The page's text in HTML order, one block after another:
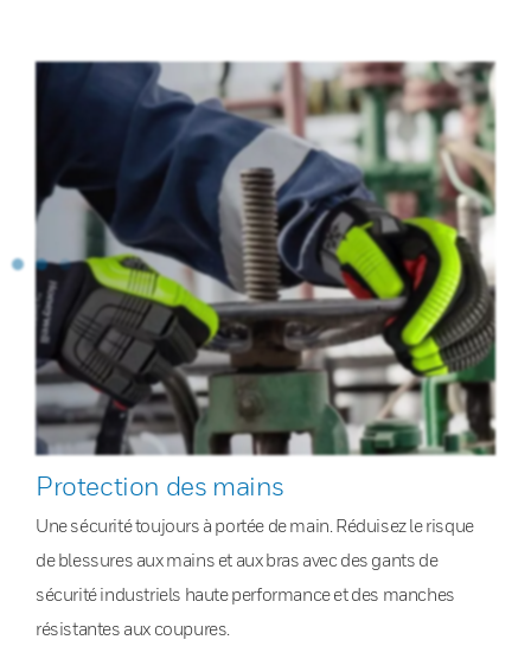
Protection des mains
Une sécurité toujours à portée de main. Réduisez le risque
de blessures aux mains et aux bras avec des gants de
sécurité industriels haute performance et des manches
résistantes aux coupures.